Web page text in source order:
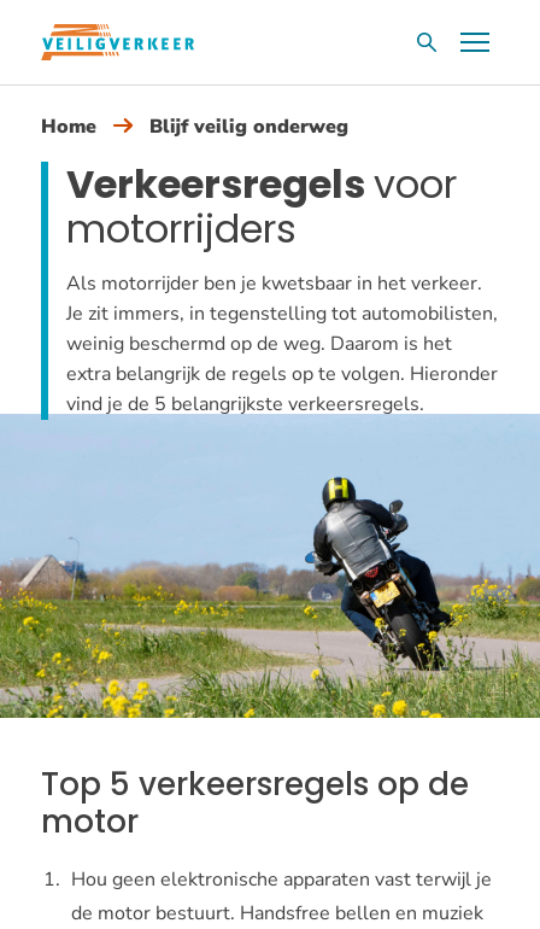
Overslaan
inhoud
ZoekvakMenu
Home Blijf veilig onderweg
Verkeersregelsvoor
motorrijders
Als motorrijder ben je kwetsbaar in het verkeer.
Je zit immers, in tegenstelling tot automobilisten,
weinig beschermd op de weg. Daarom is het
extra belangrijk de regels op te volgen. Hieronder
vind je de 5 belangrijkste verkeersregels.
Top 5 verkeersregels op de
motor
Hou geen elektronische apparaten vast terwijl je
de motor bestuurt. Handsfree bellen en muziek